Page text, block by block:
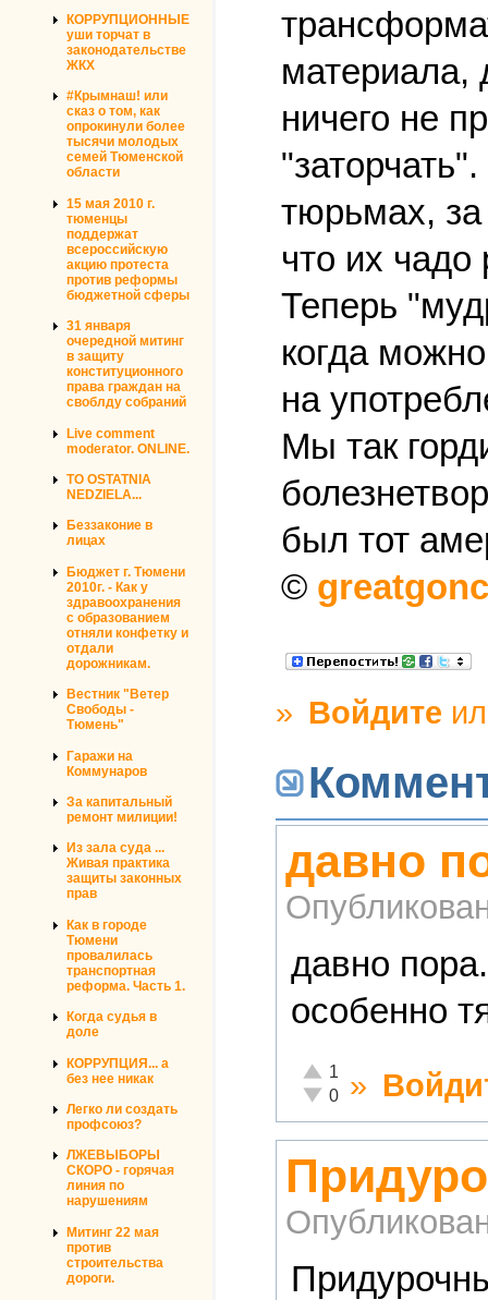
КОРРУПЦИОННЫЕ
уши торчат в
законодательстве
ЖКХ
#Крымнаш! или
сказ о том, как
опрокинули более
тысячи молодых
семей Тюменской
области
15 мая 2010 г.
тюменцы
поддержат
всероссийскую
акцию протеста
против реформы
бюджетной сферы
31 января
очередной митинг
в защиту
конституционного
права граждан на
своблду собраний
Live comment
moderator. ONLINE.
TO OSTATNIA
NEDZIELA...
Беззаконие в
лицах
Бюджет г. Тюмени
2010г. - Как у
здравоохранения
с образованием
отняли конфетку и
отдали
дорожникам.
Вестник "Ветер
Свободы -
Тюмень"
Гаражи на
Коммунаров
За капитальный
ремонт милиции!
Из зала суда ...
Живая практика
защиты законных
прав
Как в городе
Тюмени
провалилась
транспортная
реформа. Часть 1.
Когда судья в
доле
КОРРУПЦИЯ... а
без нее никак
Легко ли создать
профсоюз?
ЛЖЕВЫБОРЫ
СКОРО - горячая
линия по
нарушениям
Митинг 22 мая
против
строительства
дороги.
материала,
ничего не
тюрьмах, за
что их
Теперь
когда
на
Мы так
был тот
©
» Войдите
давно
давно
особенно
Отлично!
1
Неадекватно!
0 »